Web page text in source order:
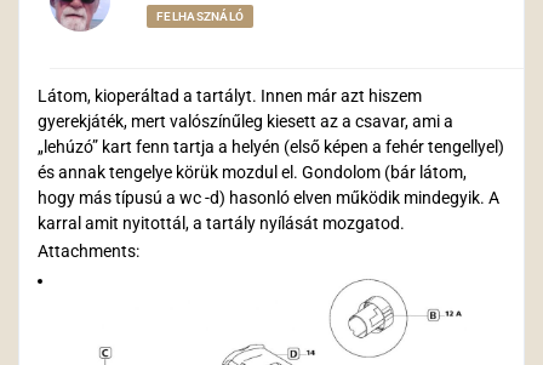
FELHASZNÁLÓ
Látom, kioperáltad a tartályt. Innen már azt hiszem
gyerekjáték, mert valószínűleg kiesett az a csavar, ami a
„lehúzó” kart fenn tartja a helyén (első képen a fehér tengellyel)
és annak tengelye körük mozdul el. Gondolom (bár látom,
hogy más típusú a wc -d) hasonló elven működik mindegyik. A
karral amit nyitottál, a tartály nyílását mozgatod.
Attachments: